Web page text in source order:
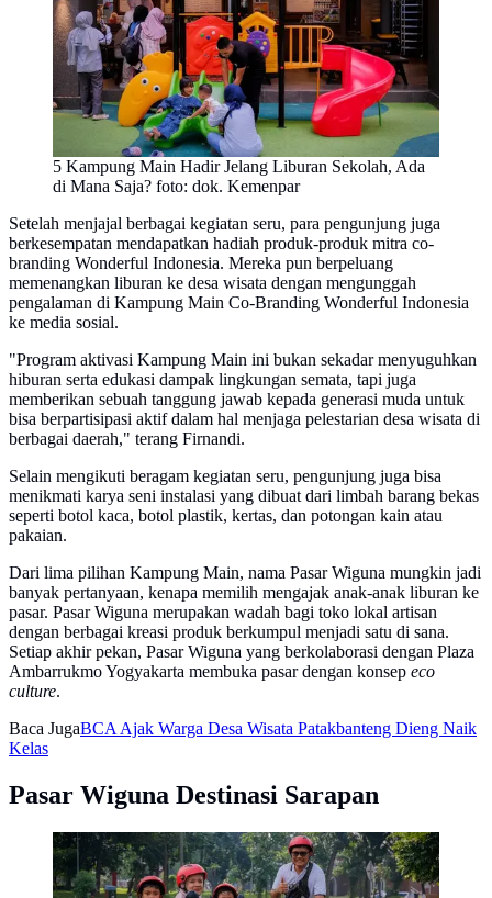
5 Kampung Main Hadir Jelang Liburan Sekolah, Ada
di Mana Saja? foto: dok. Kemenpar
Setelah menjajal berbagai kegiatan seru, para pengunjung juga
berkesempatan mendapatkan hadiah produk-produk mitra co-
branding Wonderful Indonesia. Mereka pun berpeluang
memenangkan liburan ke desa wisata dengan mengunggah
pengalaman di Kampung Main Co-Branding Wonderful Indonesia
ke media sosial.
"Program aktivasi Kampung Main ini bukan sekadar menyuguhkan
hiburan serta edukasi dampak lingkungan semata, tapi juga
memberikan sebuah tanggung jawab kepada generasi muda untuk
bisa berpartisipasi aktif dalam hal menjaga pelestarian desa wisata di
berbagai daerah," terang Firnandi.
Selain mengikuti beragam kegiatan seru, pengunjung juga bisa
menikmati karya seni instalasi yang dibuat dari limbah barang bekas
seperti botol kaca, botol plastik, kertas, dan potongan kain atau
pakaian.
Dari lima pilihan Kampung Main, nama Pasar Wiguna mungkin jadi
banyak pertanyaan, kenapa memilih mengajak anak-anak liburan ke
pasar. Pasar Wiguna merupakan wadah bagi toko lokal artisan
dengan berbagai kreasi produk berkumpul menjadi satu di sana.
Setiap akhir pekan, Pasar Wiguna yang berkolaborasi dengan Plaza
Ambarrukmo Yogyakarta membuka pasar dengan konsep eco
culture.
Baca JugaBCA Ajak Warga Desa Wisata Patakbanteng Dieng Naik
Kelas
Pasar Wiguna Destinasi Sarapan